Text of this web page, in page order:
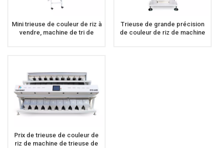
Mini trieuse de couleur de riz à
vendre, machine de tri de
Trieuse de grande précision
de couleur de riz de machine
Prix de trieuse de couleur de
riz de machine de trieuse de